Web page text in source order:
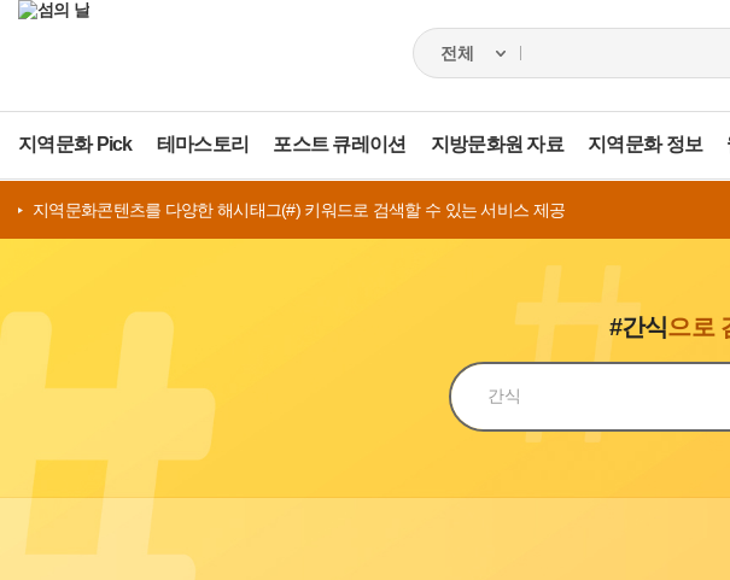
지역문화 Pick 테마스토리 포스트 큐레이션 지방문화원 자료 지역문화 정보
지역문화콘텐츠를 다양한 해시태그(#) 키워드로 검색할 수 있는 서비스 제공
#간식으로